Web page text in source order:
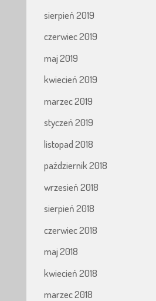
sierpień 2019
czerwiec 2019
maj 2019
kwiecień 2019
marzec 2019
styczeń 2019
listopad 2018
październik 2018
wrzesień 2018
sierpień 2018
czerwiec 2018
maj 2018
kwiecień 2018
marzec 2018